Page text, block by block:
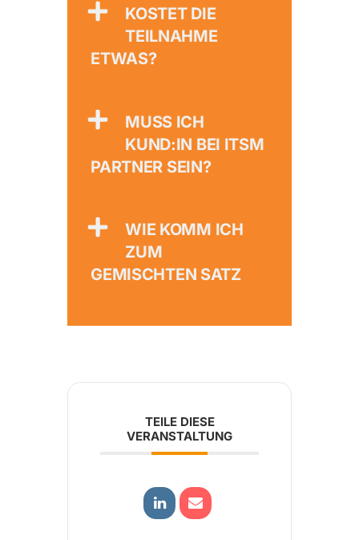
KOSTET DIE
TEILNAHME
ETWAS?
MUSS ICH
KUND:IN BEI ITSM
PARTNER SEIN?
WIE KOMM ICH
ZUM
GEMISCHTEN SATZ
TEILE DIESE
VERANSTALTUNG